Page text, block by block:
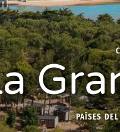
PAÍSES